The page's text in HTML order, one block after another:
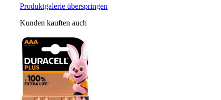
Produktgalerie überspringen
Kunden kauften auch